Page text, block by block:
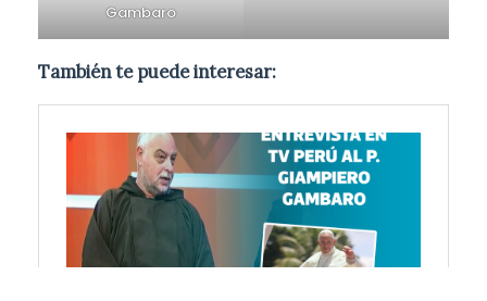
Gambaro
También te puede interesar: